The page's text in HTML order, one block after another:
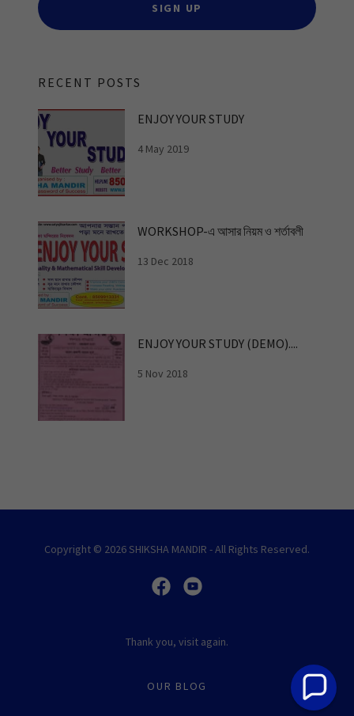
SIGN UP
RECENT POSTS
ENJOY YOUR STUDY
4 May 2019
WORKSHOP-এ আসার নিয়ম ও শর্তাবলী
13 Dec 2018
ENJOY YOUR STUDY (DEMO)....
5 Nov 2018
Copyright © 2026 SHIKSHA MANDIR - All Rights Reserved.
Thank you, visit again.
OUR BLOG